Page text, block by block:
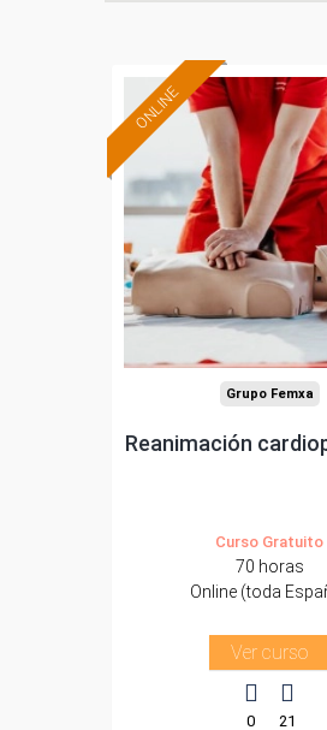
ONLINE
Formación
Para desempleados,
trabajadores y
-
Grupo Femxa
Reanimación
Curso Gratuito
70 horas
Online (toda
Ver curso
0 21